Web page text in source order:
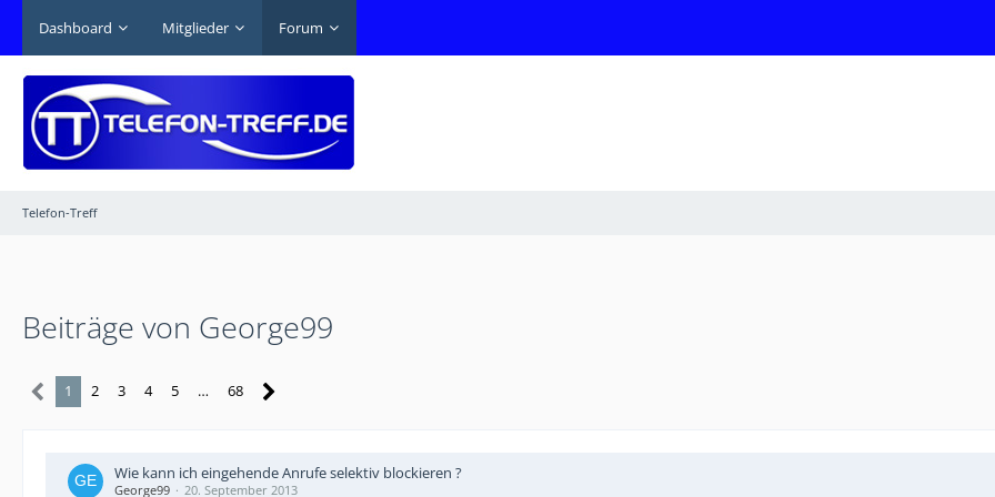
Dashboard Mitglieder Forum
Telefon-Treff
Beiträge von George99
1 2 3 4 5 … 68
Wie kann ich eingehende Anrufe selektiv blockieren ?
George99 20. September 2013